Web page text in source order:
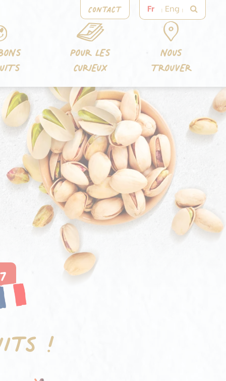
Contact Fr Eng
POUR LES
CURIEUX
NOUS
TROUVER
!